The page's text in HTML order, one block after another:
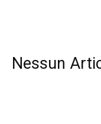
Nessun